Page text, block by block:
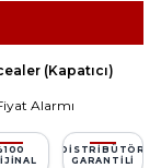
(Kapatıcı)
Alarmı
DISTRIBÜTÖR
GARANTILI